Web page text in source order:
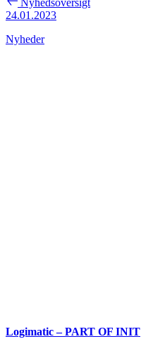
Nyhedsoversigt
24.01.2023
Nyheder
Logimatic – PART OF INIT